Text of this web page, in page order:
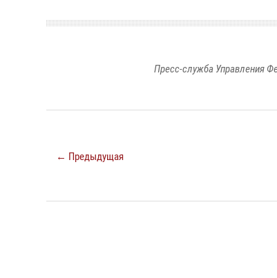
Пресс-служба Управления
← Предыдущая